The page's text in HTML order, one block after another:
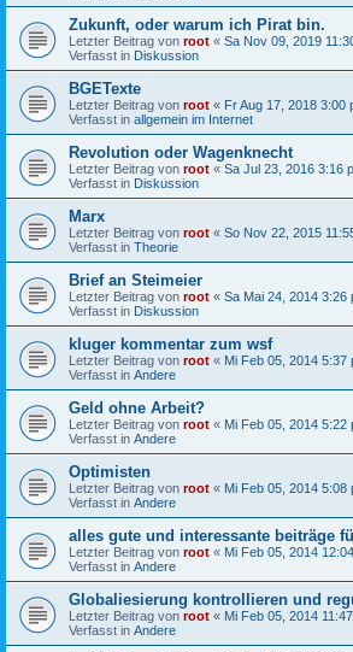
Zukunft, oder warum ich Pirat bin.
Letzter Beitrag von root « Sa Nov 09, 2019
Verfasst in Diskussion
BGETexte
Letzter Beitrag von root « Fr Aug 17, 2018 3:00
Verfasst in allgemein im Internet
Revolution oder Wagenknecht
Letzter Beitrag von root « Sa Jul 23, 2016 3:16
Verfasst in Diskussion
Marx
Letzter Beitrag von root « So Nov 22, 2015
Verfasst in Theorie
Brief an Steimeier
Letzter Beitrag von root « Sa Mai 24, 2014 3:26
Verfasst in Diskussion
kluger kommentar zum wsf
Letzter Beitrag von root « Mi Feb 05, 2014 5:37
Verfasst in Andere
Geld ohne Arbeit?
Letzter Beitrag von root « Mi Feb 05, 2014 5:22
Verfasst in Andere
Optimisten
Letzter Beitrag von root « Mi Feb 05, 2014 5:08
Verfasst in Andere
alles gute und interessante beiträge
Letzter Beitrag von root « Mi Feb 05, 2014
Verfasst in Andere
Globaliesierung kontrollieren und
Letzter Beitrag von root « Mi Feb 05, 2014
Verfasst in Andere